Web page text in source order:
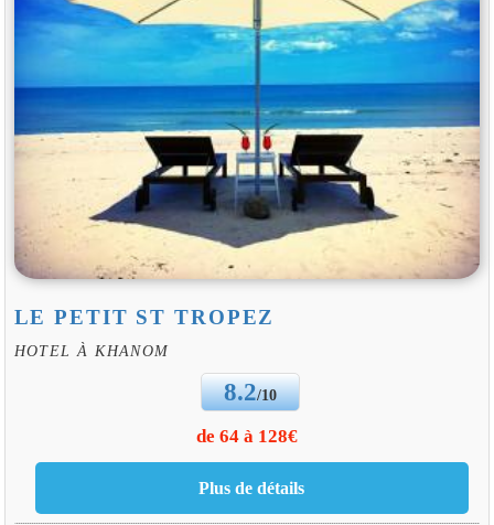
LE PETIT ST TROPEZ
HOTEL À KHANOM
8.2/10
de 64 à 128€